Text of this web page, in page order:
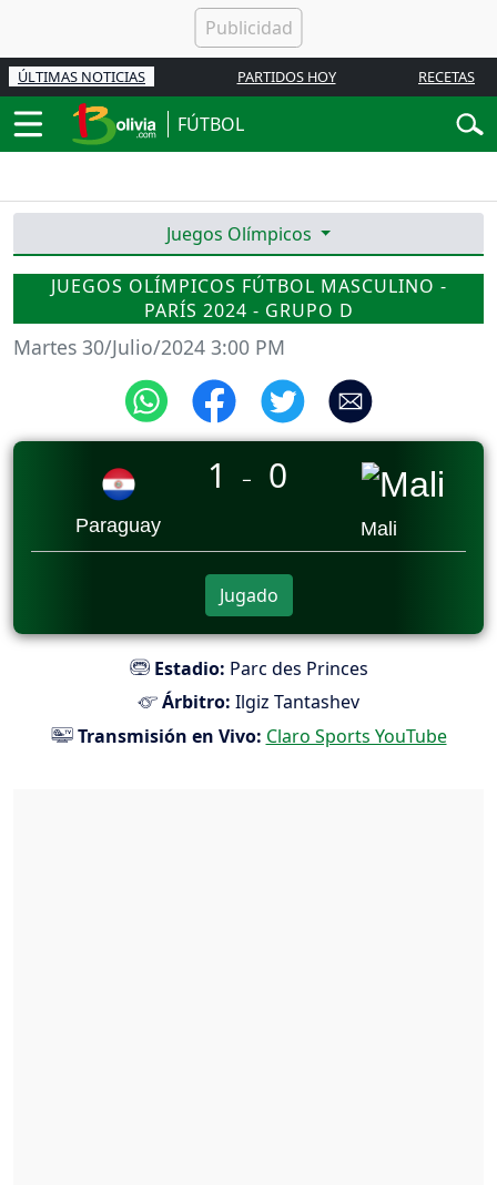
ÚLTIMAS NOTICIAS PARTIDOS HOY RECETAS
FÚTBOL
Juegos Olímpicos
JUEGOS OLÍMPICOS FÚTBOL MASCULINO -
PARÍS 2024 - GRUPO D
Martes 30/Julio/2024 3:00 PM
Paraguay
1 _ 0
Mali
Jugado
Estadio: Parc des Princes
Árbitro: Ilgiz Tantashev
Transmisión en Vivo: Claro Sports YouTube